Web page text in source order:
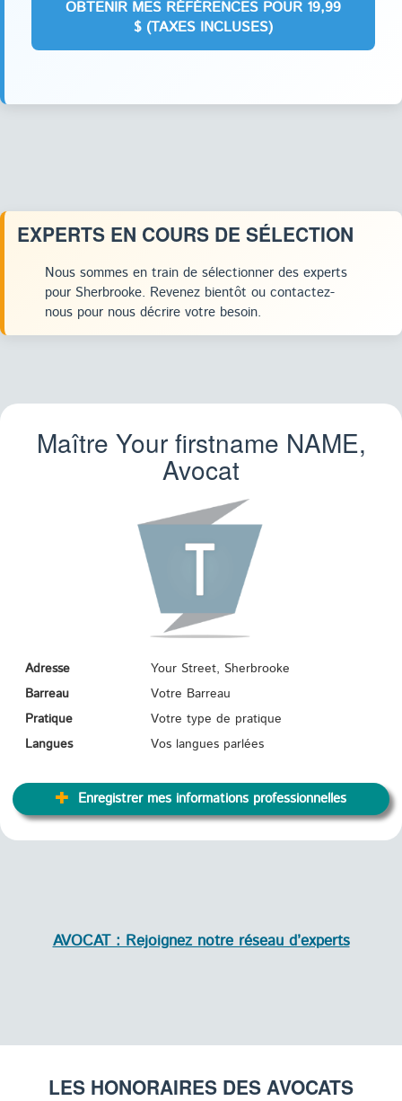
EXPERTS EN COURS DE SÉLECTION
Nous sommes en train de sélectionner des experts
pour Sherbrooke. Revenez bientôt ou contactez-
nous pour nous décrire votre besoin.
Maître Your firstname NAME,
Avocat
Adresse
Your Street, Sherbrooke
Barreau
Votre Barreau
Pratique
Votre type de pratique
Langues
Vos langues parlées
Enregistrer mes informations professionnelles
AVOCAT : Rejoignez notre réseau d’experts
LES HONORAIRES DES AVOCATS